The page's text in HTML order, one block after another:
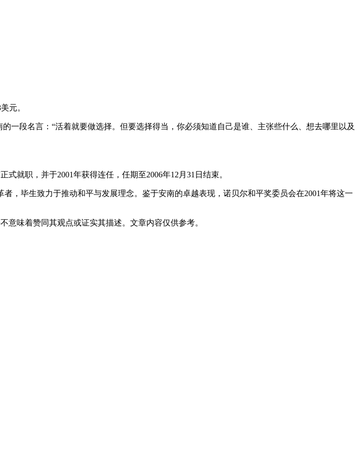
元。
段名言：“活着就要做选择。但要选择得当，你必须知道自己是谁、主张些什么、想去哪里以及
就职，并于2001年获得连任，任期至2006年12月31日结束。
毕生致力于推动和平与发展理念。鉴于安南的卓越表现，诺贝尔和平奖委员会在2001年将这一
意味着赞同其观点或证实其描述。文章内容仅供参考。